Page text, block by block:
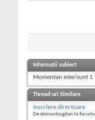
Informații subiect
Momentan este/sunt 1
Thread-uri Similare
Inscriere directoare
De demonbogdan în